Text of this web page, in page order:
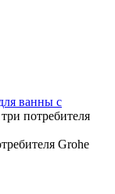
ванны с
потребителя
Grohe